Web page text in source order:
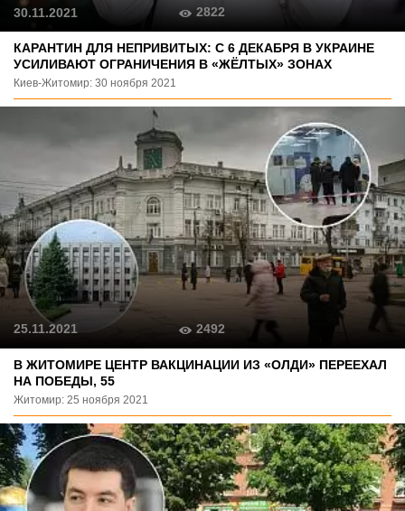
КАРАНТИН ДЛЯ НЕПРИВИТЫХ: С 6 ДЕКАБРЯ В УКРАИНЕ
УСИЛИВАЮТ ОГРАНИЧЕНИЯ В «ЖЁЛТЫХ» ЗОНАХ
Киев-Житомир: 30 ноября 2021
30.11.2021 2822
В ЖИТОМИРЕ ЦЕНТР ВАКЦИНАЦИИ ИЗ «ОЛДИ» ПЕРЕЕХАЛ
НА ПОБЕДЫ, 55
Житомир: 25 ноября 2021
25.11.2021 2492